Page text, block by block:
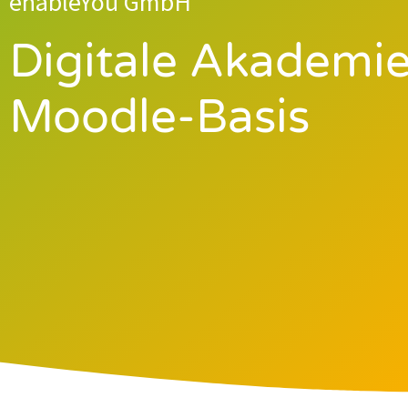
Digitale
Moodle-Basis